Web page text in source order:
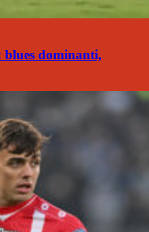
dominanti,